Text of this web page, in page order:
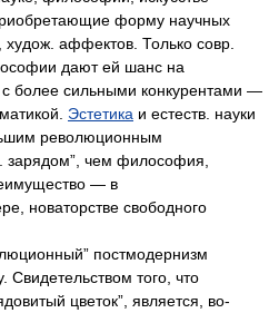
форму научных
аффектов. Только совр.
дают ей шанс на
более сильными конкурентами —
Эстетика и естеств. науки
революционным
зарядом”, чем философия,
— в
новаторстве свободного
постмодернизм
Свидетельством того, что
цветок”, является, во-